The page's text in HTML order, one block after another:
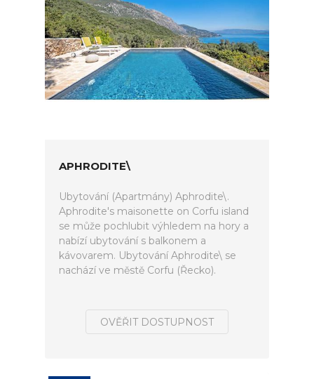
APHRODITE\
Ubytování (Apartmány) Aphrodite\.
Aphrodite's maisonette on Corfu island
se může pochlubit výhledem na hory a
nabízí ubytování s balkonem a
kávovarem. Ubytování Aphrodite\ se
nachází ve městě Corfu (Řecko).
OVĚŘIT DOSTUPNOST